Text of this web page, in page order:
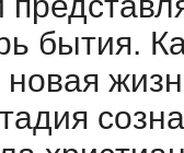
бытия.
новая